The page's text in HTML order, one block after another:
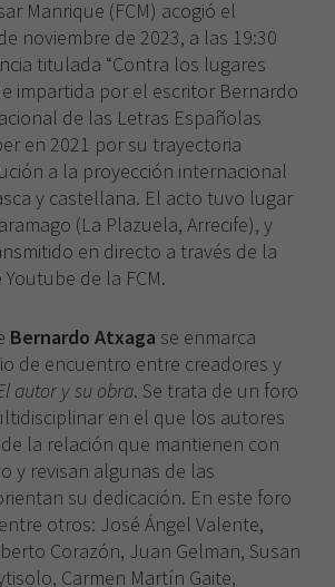
Manrique (FCM) acogió el
noviembre de 2023, a las 19:30
titulada “Contra los lugares
impartida por el escritor Bernardo
de las Letras Españolas
en 2021 por su trayectoria
a la proyección internacional
y castellana. El acto tuvo lugar
(La Plazuela, Arrecife), y
en directo a través de la
de la FCM.
Bernardo Atxaga se enmarca
de encuentro entre creadores y
autor y su obra. Se trata de un foro
en el que los autores
la relación que mantienen con
y revisan algunas de las
su dedicación. En este foro
otros: José Ángel Valente,
Corazón, Juan Gelman, Susan
Carmen Martín Gaite,